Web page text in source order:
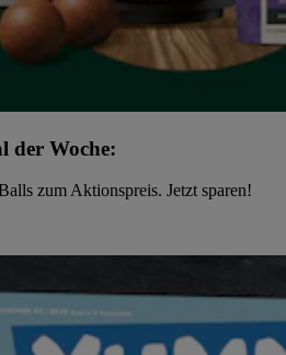
der Woche:
zum Aktionspreis. Jetzt sparen!